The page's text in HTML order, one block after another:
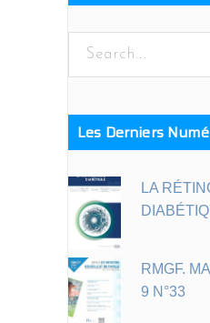
Search
Les Derniers
LA
RMGF.
9 N°33